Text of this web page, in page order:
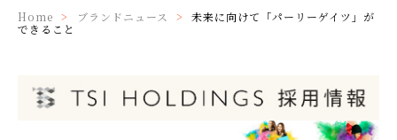
Home ブランドニュース
未来に向けて「パーリーゲイツ」が
できること